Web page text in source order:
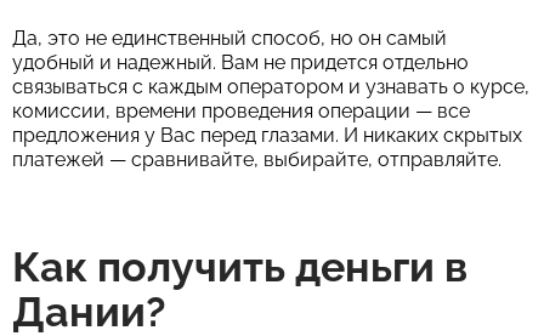
Да, это не единственный способ, но он самый
удобный и надежный. Вам не придется отдельно
связываться с каждым оператором и узнавать о курсе,
комиссии, времени проведения операции — все
предложения у Вас перед глазами. И никаких скрытых
платежей — сравнивайте, выбирайте, отправляйте.
Как получить деньги в
Дании?